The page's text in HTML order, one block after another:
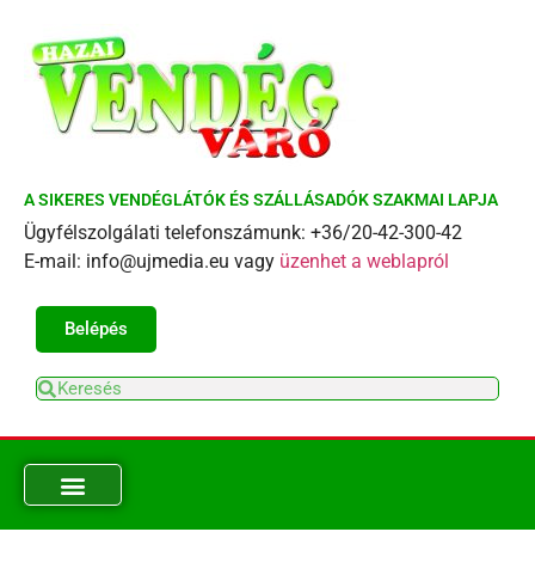
A SIKERES VENDÉGLÁTÓK ÉS SZÁLLÁSADÓK SZAKMAI LAPJA
Ügyfélszolgálati telefonszámunk: +36/20-42-300-42
E-mail: info@ujmedia.eu vagy üzenhet a weblapról
Belépés